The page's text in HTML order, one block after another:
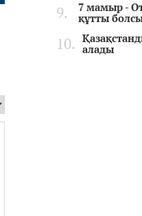
7 мамыр -
құтты
алады